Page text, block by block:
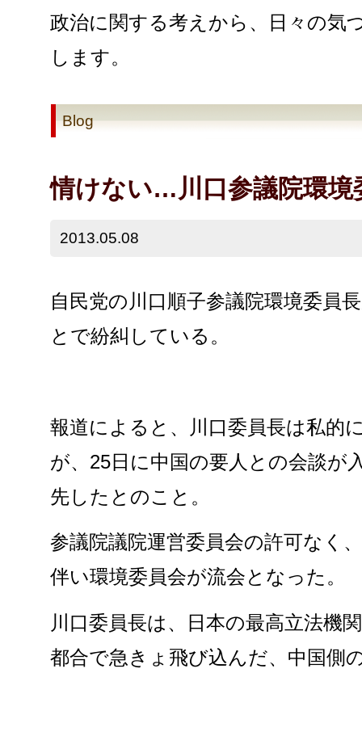
政治に関する考えから、日々の気
します。
Blog
情けない…川口参議院環境
2013.05.08
自民党の川口順子参議院環境委員
とで紛糾している。
報道によると、川口委員長は私的
が、25日に中国の要人との会談が
先したとのこと。
参議院議院運営委員会の許可なく
伴い環境委員会が流会となった。
川口委員長は、日本の最高立法機
都合で急きょ飛び込んだ、中国側